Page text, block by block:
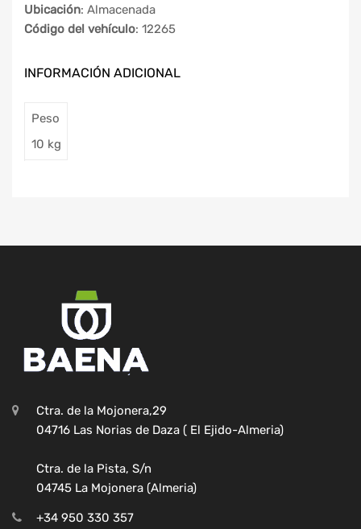
Ubicación: Almacenada
Código del vehículo: 12265
INFORMACIÓN ADICIONAL
Peso
10 kg
Ctra. de la Mojonera,29
04716 Las Norias de Daza ( El Ejido-Almeria)
Ctra. de la Pista, S/n
04745 La Mojonera (Almeria)
+34 950 330 357